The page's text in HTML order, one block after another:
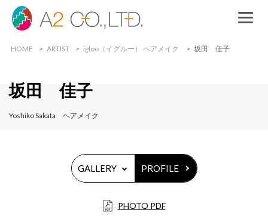
HOME ARTIST igloo（イグルー） ヘアメイク 坂田 佳子
坂田 佳子
Yoshiko Sakata ヘアメイク
GALLERY PROFILE
PHOTO PDF